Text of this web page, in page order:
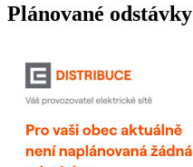
Plánované odstávky